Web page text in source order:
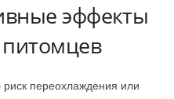
эффекты
переохлаждения или